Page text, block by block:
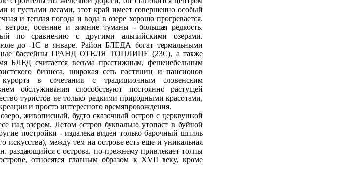
и густыми лесами, этот край имеет совершенно особый
и теплая погода и вода в озере хорошо прогревается.
осенние и зимние туманы - большая редкость.
по сравнению с другими альпийскими озерами.
до -1С в январе. Район БЛЕДА богат термальными
бассейны ГРАНД ОТЕЛЯ ТОПЛИЦЕ (23С), а также
считается весьма престижным, фешенебельным
бизнеса, широкая сеть гостиниц и пансионов
курорта в сочетании с традиционным словенским
обслуживания способствуют постоянно растущей
туристов не только редкими природными красотами,
и просто интересного времяпровождения.
живописный, будто сказочный остров с церквушкой
над озером. Летом остров буквально утопает в буйной
постройки - издалека виден только барочный шпиль
искусства), между тем на острове есть еще и уникальная
раздающийся с острова, по-прежнему привлекает толпы
относятся главным образом к XVII веку, кроме